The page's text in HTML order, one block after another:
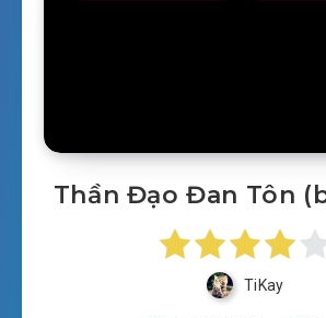
Thần Đạo Đan Tôn
TiKay